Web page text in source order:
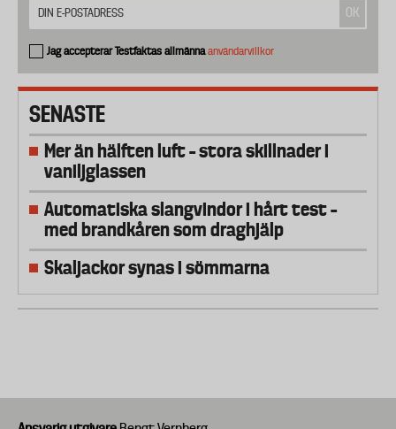
Jag accepterar Testfaktas allmännaanvändarvillkor
SENASTE
Mer än hälften luft – stora skillnader i
vaniljglassen
Automatiska slangvindor i hårt test –
med brandkåren som draghjälp
Skaljackor synas i sömmarna